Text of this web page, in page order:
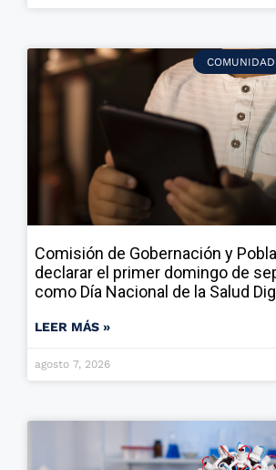
Comisión de Gobernación y
declarar el primer domingo de
como Día Nacional de la Salud
LEER MÁS »
agosto 7, 2026